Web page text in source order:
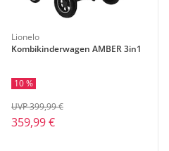
Lionelo
Kombikinderwagen AMBER 3in1
10 %
359,99 €
UVP 399,99 €